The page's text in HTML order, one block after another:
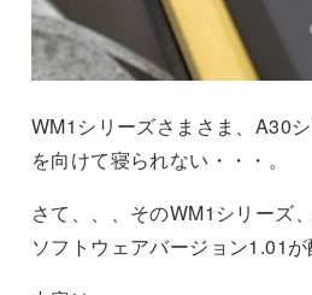
WM1シリーズさまさま、A30
を向けて寝られない・・・。
さて、、、そのWM1シリーズ
ソフトウェアバージョン1.01が